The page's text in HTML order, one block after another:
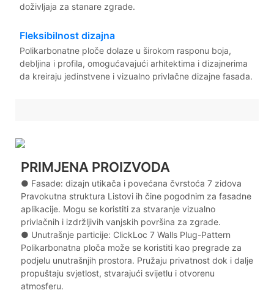
doživljaja za stanare zgrade.
Fleksibilnost dizajna
Polikarbonatne ploče dolaze u širokom rasponu boja,
debljina i profila, omogućavajući arhitektima i dizajnerima
da kreiraju jedinstvene i vizualno privlačne dizajne fasada.
PRIMJENA PROIZVODA
● Fasade: dizajn utikača i povećana čvrstoća 7 zidova
Pravokutna struktura Listovi ih čine pogodnim za fasadne
aplikacije. Mogu se koristiti za stvaranje vizualno
privlačnih i izdržljivih vanjskih površina za zgrade.
● Unutrašnje particije: ClickLoc 7 Walls Plug-Pattern
Polikarbonatna ploča može se koristiti kao pregrade za
podjelu unutrašnjih prostora. Pružaju privatnost dok i dalje
propuštaju svjetlost, stvarajući svijetlu i otvorenu
atmosferu.